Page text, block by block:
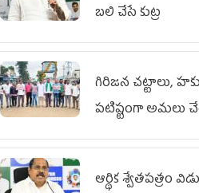
బలి చేసే కుట్ర‌
గిరిజన చట్టాలు,
పటిష్టంగా
ఆర్థిక శ్వేతపత్రం